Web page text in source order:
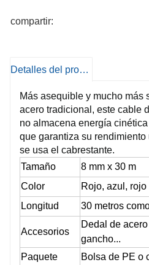
compartir:
Detalles del producto
Más asequible y mucho más
acero tradicional, este cable
no almacena energía
que garantiza su
se usa el cabrestante.
Tamaño
8 mm x 30 m
Color
Rojo, azul,
Longitud
30 metros
Accesorios
Dedal de
gancho...
Paquete
Bolsa de PE o